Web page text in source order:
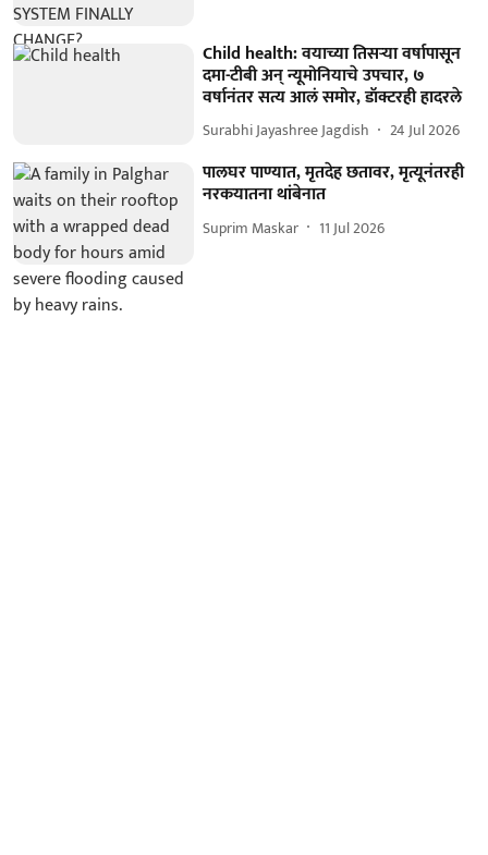
Child health: वयाच्या तिसऱ्या वर्षापासून
दमा-टीबी अन् न्यूमोनियाचे उपचार, ७
वर्षानंतर सत्य आलं समोर, डॉक्टरही हादरले
Surabhi Jayashree Jagdish 24 Jul 2026
पालघर पाण्यात, मृतदेह छतावर, मृत्यूनंतरही
नरकयातना थांबेनात
Suprim Maskar 11 Jul 2026